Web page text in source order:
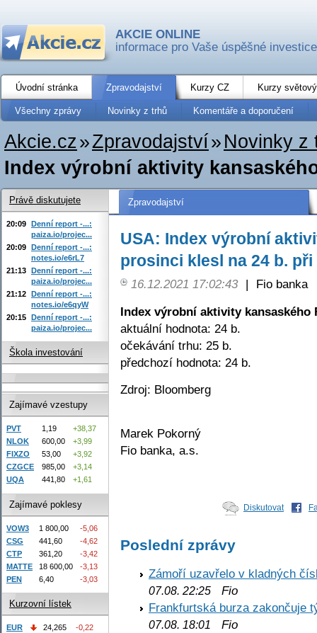
AKCIE ONLINE
informace pro Vaše úspěšné investice
Úvodní stránka Zpravodajství Kurzy CZ Kurzy
Všechny zprávy Novinky z trhů Komentáře a doporučení
Akcie.cz»Zpravodajství» Novinky z
Index výrobní aktivity
Zpravodajství
USA: Index výrobní
prosinci klesl na 24 b.
16.12.2021 17:02:43 |
Fio banka
Index výrobní aktivity kansaského
aktuální hodnota: 24 b.
očekávání trhu: 25 b.
předchozí hodnota: 24 b.
Zdroj: Bloomberg
Marek Pokorný
Fio banka, a.s.
Diskutovat
Poslední zprávy
Zámoří uzavřelo v kladných
07.08. 22:25 Fio
Frankfurtská burza zakončuje
07.08. 18:01
Fio
Právě diskutujete
20:09 Denní report -...:
paiza.io/projec...
20:09 Denní report -...:
notes.io/e6rL7
21:13 Denní report -...:
paiza.io/projec...
21:12 Denní report -...:
notes.io/e6qyW
20:15 Denní report -...:
paiza.io/projec...
Škola investování
Zajímavé vzestupy
PVT 1,19
+38,37
NLOK
600,00
+3,99
FIXZO
53,00
+3,92
CZGCE
985,00
+3,14
UQA
441,80 +1,61
Zajímavé poklesy
VOW3 1 800,00
-5,06
CSG
441,60
-4,62
CTP
361,20
-3,42
MATTE
18 600,00
-3,13
PEN
6,40 -3,03
Kurzovní lístek
EUR 24,265
-0,22